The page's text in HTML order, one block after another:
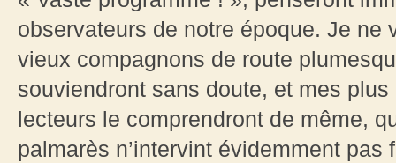
observateurs de notre époque. Je
vieux compagnons de route
souviendront sans doute, et mes
lecteurs le comprendront de même,
palmarès n’intervint évidemment